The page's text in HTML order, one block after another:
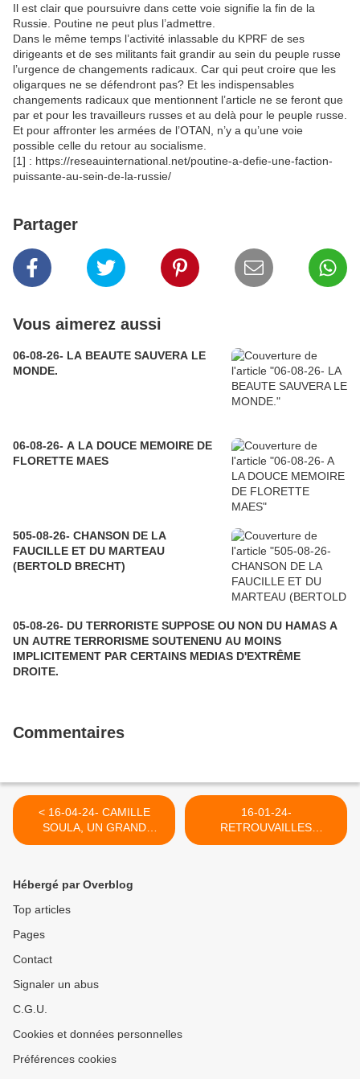
Il est clair que poursuivre dans cette voie signifie la fin de la
Russie. Poutine ne peut plus l’admettre.
Dans le même temps l’activité inlassable du KPRF de ses
dirigeants et de ses militants fait grandir au sein du peuple russe
l’urgence de changements radicaux. Car qui peut croire que les
oligarques ne se défendront pas? Et les indispensables
changements radicaux que mentionnent l’article ne se feront que
par et pour les travailleurs russes et au delà pour le peuple russe.
Et pour affronter les armées de l’OTAN, n’y a qu’une voie
possible celle du retour au socialisme.
[1] : https://reseauinternational.net/poutine-a-defie-une-faction-
puissante-au-sein-de-la-russie/
Partager
Vous aimerez aussi
06-08-26- LA BEAUTE SAUVERA LE
MONDE.
06-08-26- A LA DOUCE MEMOIRE DE
FLORETTE MAES
505-08-26- CHANSON DE LA
FAUCILLE ET DU MARTEAU
(BERTOLD BRECHT)
05-08-26- DU TERRORISTE SUPPOSE OU NON DU HAMAS A
UN AUTRE TERRORISME SOUTENENU AU MOINS
IMPLICITEMENT PAR CERTAINS MEDIAS D'EXTRÊME
DROITE.
Commentaires
< 16-04-24- CAMILLE
SOULA, UN GRAND
OCCITANT, SAVANT ET
16-01-24-
RETROUVAILLES
EXCEPTIONNELLES AVEC
Hébergé par Overblog
Top articles
Pages
Contact
Signaler un abus
C.G.U.
Cookies et données personnelles
Préférences cookies